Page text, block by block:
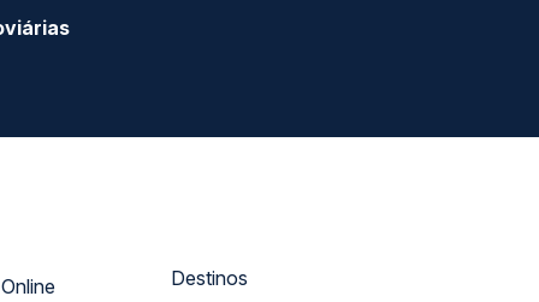
Atendimento Online
Destinos